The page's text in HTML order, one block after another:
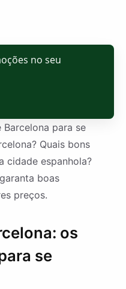
no seu
para se
Quais bons
cidade espanhola?
boas
preços.
os
se